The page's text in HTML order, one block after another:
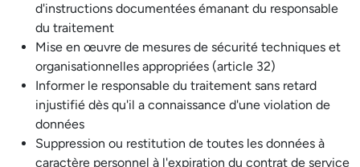
d'instructions documentées émanant du responsable
du traitement
Mise en œuvre de mesures de sécurité techniques et
organisationnelles appropriées (article 32)
Informer le responsable du traitement sans retard
injustifié dès qu'il a connaissance d'une violation de
données
Suppression ou restitution de toutes les données à
caractère personnel à l'expiration du contrat de service